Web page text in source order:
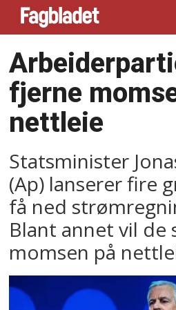
fjerne
nettleie
Statsminister
(Ap) lanserer fire
få ned
Blant annet vil de
momsen på